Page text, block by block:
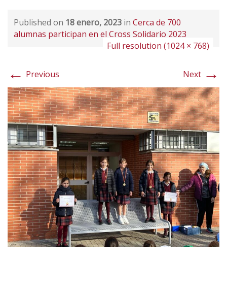
Published on 18 enero, 2023 in Cerca de 700
alumnas participan en el Cross Solidario 2023
Full resolution (1024 × 768)
← Previous Next →